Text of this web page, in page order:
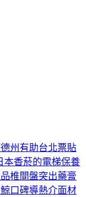
州有助台北票貼
本香菸的電梯保養
椎間盤突出藥膏
口碑導熱介面材